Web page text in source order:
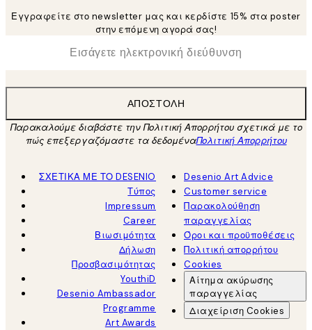
Εγγραφείτε στο newsletter μας και κερδίστε 15% στα poster
στην επόμενη αγορά σας!
Ηλεκτρονική Διεύθυνση
ΑΠΟΣΤΟΛΉ
Παρακαλούμε διαβάστε την Πολιτική Απορρήτου σχετικά με το
πώς επεξεργαζόμαστε τα δεδομέναΠολιτική Απορρήτου
ΣΧΕΤΙΚΑ ΜΕ ΤΟ DESENIO
Τύπος
Impressum
Career
Βιωσιμότητα
Δήλωση
Προσβασιμότητας
YouthiD
Desenio Ambassador
Programme
Art Awards
Desenio Art Advice
Customer service
Παρακολούθηση
παραγγελίας
Όροι και προϋποθέσεις
Πολιτική απορρήτου
Cookies
Αίτημα ακύρωσης
παραγγελίας
Διαχείριση Cookies